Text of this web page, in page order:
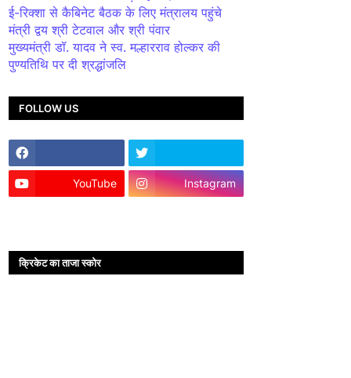
ई-रिक्शा से कैबिनेट बैठक के लिए मंत्रालय पहुंचे
मंत्री द्वय श्री टेटवाल और श्री पंवार
मुख्यमंत्री डॉ. यादव ने स्व. मल्हारराव होल्कर की
पुण्यतिथि पर दी श्रद्धांजलि
FOLLOW US
YouTube Instagram
क्रिकेट का ताजा स्कोर